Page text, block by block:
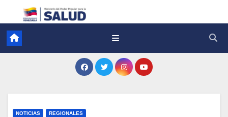
NOTICIAS REGIONALES